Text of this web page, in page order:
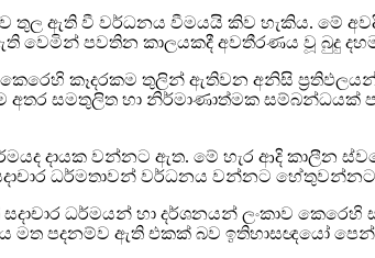
තුල ඇති වී වර්ධනය වීමයයි කිව හැකිය. මේ
පවතින කාලයකදී අවතීරණය වූ බුදු
කෑදරකම තුලින් ඇතිවන අනිසි
අතර සමතුලිත හා නිර්මාණාත්මක සම්බන්ධයක්
දායක වන්නට ඇත. මේ හැර ආදි කාලීන
ධර්මතාවන් වර්ධනය වන්නට
ධර්මයන් හා දර්ශනයන් ලංකාව කෙරෙහි
මත පදනම්ව ඇති එකක් බව ඉතිහාසඥයෝ